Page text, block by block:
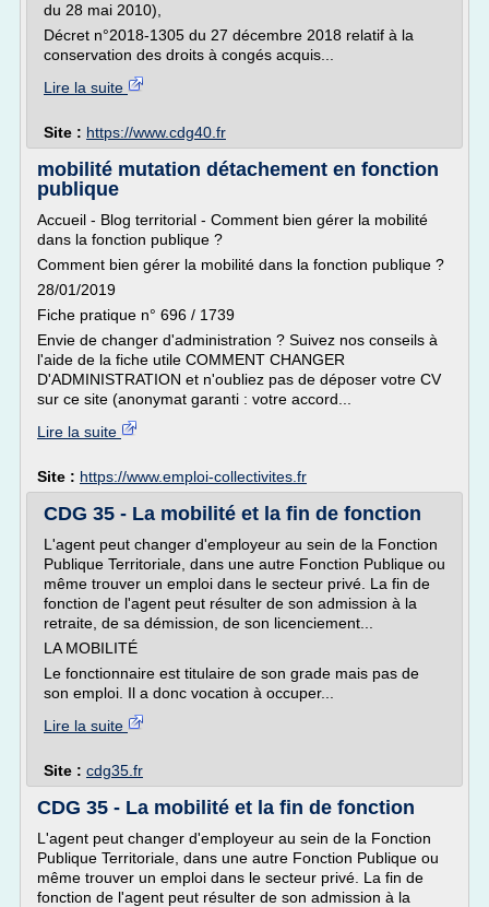
du 28 mai 2010),
Décret n°2018-1305 du 27 décembre 2018 relatif à la
conservation des droits à congés acquis...
Lire la suite
Site : https://www.cdg40.fr
mobilité mutation détachement en fonction
publique
Accueil - Blog territorial - Comment bien gérer la mobilité
dans la fonction publique ?
Comment bien gérer la mobilité dans la fonction publique ?
28/01/2019
Fiche pratique n° 696 / 1739
Envie de changer d'administration ? Suivez nos conseils à
l'aide de la fiche utile COMMENT CHANGER
D'ADMINISTRATION et n'oubliez pas de déposer votre CV
sur ce site (anonymat garanti : votre accord...
Lire la suite
Site : https://www.emploi-collectivites.fr
CDG 35 - La mobilité et la fin de fonction
L'agent peut changer d'employeur au sein de la Fonction
Publique Territoriale, dans une autre Fonction Publique ou
même trouver un emploi dans le secteur privé. La fin de
fonction de l'agent peut résulter de son admission à la
retraite, de sa démission, de son licenciement...
LA MOBILITÉ
Le fonctionnaire est titulaire de son grade mais pas de
son emploi. Il a donc vocation à occuper...
Lire la suite
Site : cdg35.fr
CDG 35 - La mobilité et la fin de fonction
L'agent peut changer d'employeur au sein de la Fonction
Publique Territoriale, dans une autre Fonction Publique ou
même trouver un emploi dans le secteur privé. La fin de
fonction de l'agent peut résulter de son admission à la